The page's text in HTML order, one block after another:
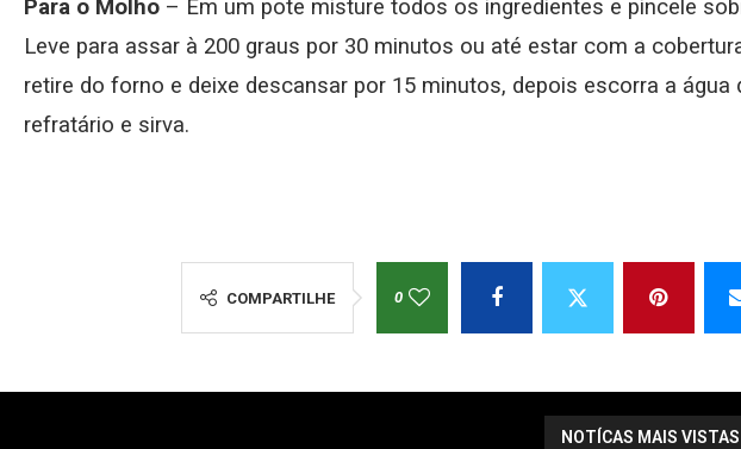
Para o Molho – Em um pote misture todos os ingredientes e pincele
Leve para assar à 200 graus por 30 minutos ou até estar com a
retire do forno e deixe descansar por 15 minutos, depois escorra a água
refratário e sirva.
COMPARTILHE 0
NOTÍCAS MAIS VISTAS